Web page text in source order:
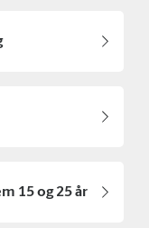
15 og 25 år